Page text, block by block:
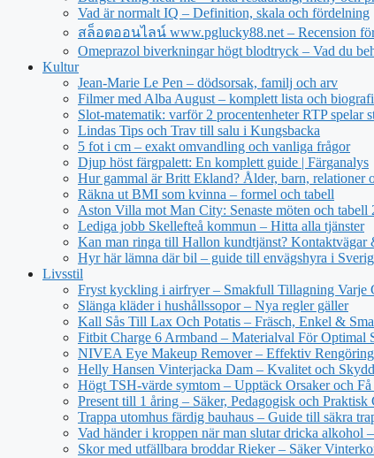
Vad är normalt IQ – Definition, skala och fördelning
สล็อตออนไลน์ www.pglucky88.net – Recension för
Omeprazol biverkningar högt blodtryck – Vad du
Kultur
Jean‑Marie Le Pen – dödsorsak, familj och arv
Filmer med Alba August – komplett lista och biografi
Slot-matematik: varför 2 procentenheter RTP spelar
Lindas Tips och Trav till salu i Kungsbacka
5 fot i cm – exakt omvandling och vanliga frågor
Djup höst färgpalett: En komplett guide | Färganalys
Hur gammal är Britt Ekland? Ålder, barn, relationer
Räkna ut BMI som kvinna – formel och tabell
Aston Villa mot Man City: Senaste möten och tabell
Lediga jobb Skellefteå kommun – Hitta alla tjänster
Kan man ringa till Hallon kundtjänst? Kontaktvägar
Hyr här lämna där bil – guide till envägshyra i
Livsstil
Fryst kyckling i airfryer – Smakfull Tillagning Varje
Slänga kläder i hushållssopor – Nya regler gäller
Kall Sås Till Lax Och Potatis – Fräsch, Enkel &
Fitbit Charge 6 Armband – Materialval För Optimal
NIVEA Eye Makeup Remover – Effektiv
Helly Hansen Vinterjacka Dam – Kvalitet och Skydd
Högt TSH-värde symtom – Upptäck Orsaker och
Present till 1 åring – Säker, Pedagogisk och Praktisk
Trappa utomhus färdig bauhaus – Guide till säkra
Vad händer i kroppen när man slutar dricka alkohol
Skor med utfällbara broddar Rieker – Säker